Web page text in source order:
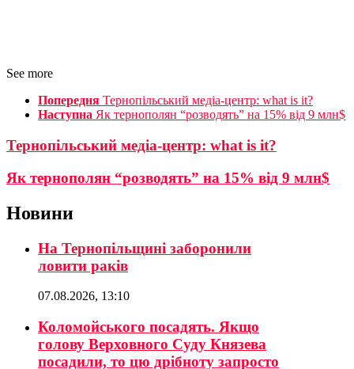
See more
Попередня Тернопільський медіа-центр: what is it?
Наступна Як тернополян “розводять” на 15% від 9 млн$
Тернопільський медіа-центр: what is it?
Як тернополян “розводять” на 15% від 9 млн$
Новини
На Тернопільщині заборонили
ловити раків
07.08.2026, 13:10
Коломойського посадять. Якщо
голову Верховного Суду Князева
посадили, то цю дрібноту запросто